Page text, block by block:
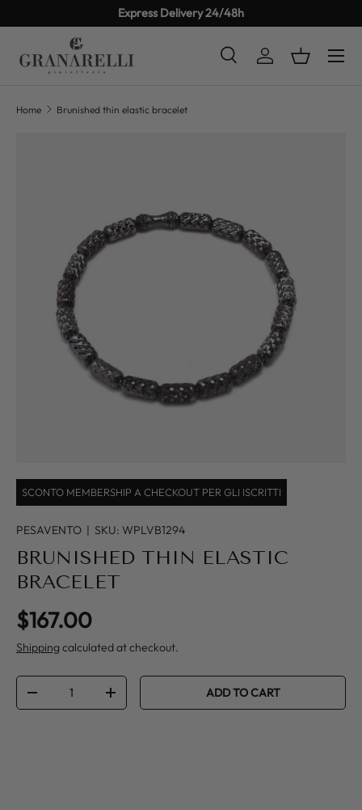
SKIP TO CONTENT
Express Delivery 24/48h
SearchLog inBasket
Home Brunished thin elastic bracelet
SCONTO MEMBERSHIP A CHECKOUT PER GLI ISCRITTI
PESAVENTO | SKU: WPLVB1294
BRUNISHED THIN ELASTIC
BRACELET
Regular price
$167.00
Shipping calculated at checkout.
Qty
DECREASE QUANTITYINCREASE QUANTITYADD TO CART